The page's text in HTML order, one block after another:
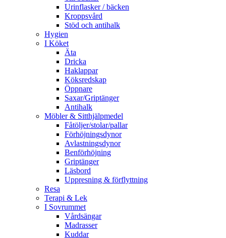
Urinflasker / bäcken
Kroppsvård
Stöd och antihalk
Hygien
I Köket
Äta
Dricka
Haklappar
Köksredskap
Öppnare
Saxar/Griptänger
Antihalk
Möbler & Sitthjälpmedel
Fåtöljer/stolar/pallar
Förhöjningsdynor
Avlastningsdynor
Benförhöjning
Griptänger
Läsbord
Uppresning & förflyttning
Resa
Terapi & Lek
I Sovrummet
Vårdsängar
Madrasser
Kuddar